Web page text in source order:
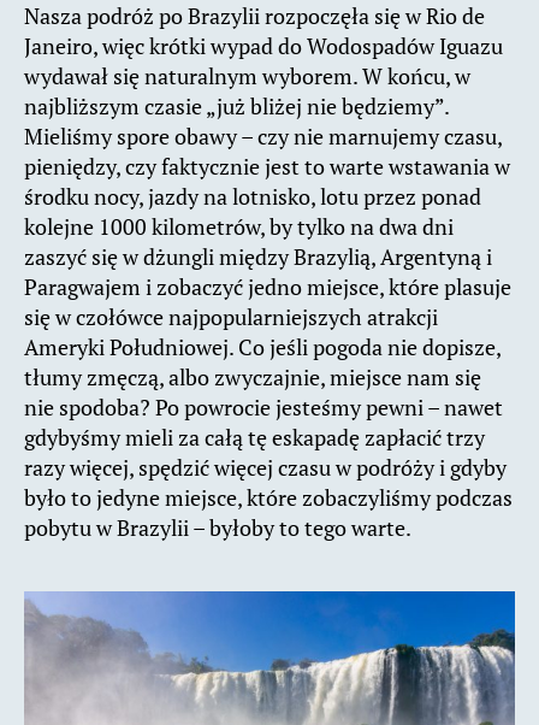
Nasza podróż po Brazylii rozpoczęła się w Rio de
Janeiro, więc krótki wypad do Wodospadów Iguazu
wydawał się naturalnym wyborem. W końcu, w
najbliższym czasie „już bliżej nie będziemy”.
Mieliśmy spore obawy – czy nie marnujemy czasu,
pieniędzy, czy faktycznie jest to warte wstawania w
środku nocy, jazdy na lotnisko, lotu przez ponad
kolejne 1000 kilometrów, by tylko na dwa dni
zaszyć się w dżungli między Brazylią, Argentyną i
Paragwajem i zobaczyć jedno miejsce, które plasuje
się w czołówce najpopularniejszych atrakcji
Ameryki Południowej. Co jeśli pogoda nie dopisze,
tłumy zmęczą, albo zwyczajnie, miejsce nam się
nie spodoba? Po powrocie jesteśmy pewni – nawet
gdybyśmy mieli za całą tę eskapadę zapłacić trzy
razy więcej, spędzić więcej czasu w podróży i gdyby
było to jedyne miejsce, które zobaczyliśmy podczas
pobytu w Brazylii – byłoby to tego warte.